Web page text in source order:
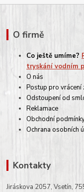
O firmě
Co ještě umíme?
tryskání vodním
O nás
Postup pro vrácení
Odstoupení od
Reklamace
Obchodní
Ochrana osobních
Kontakty
Jiráskova 2057, Vsetín,